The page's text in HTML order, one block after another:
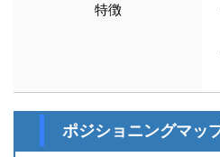
特徴
ポジショニングマッ